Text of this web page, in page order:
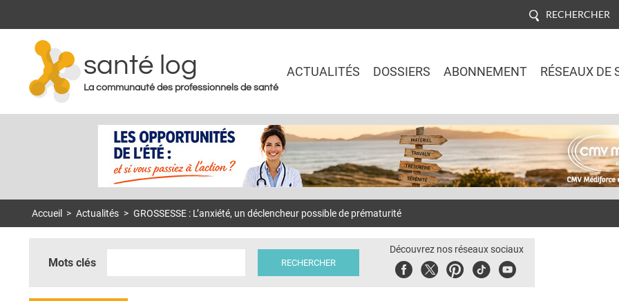
RECHERCHER
santé log
La communauté des professionnels de santé
ACTUALITÉS DOSSIERS ABONNEMENT RÉSEAUX DE
Accueil > Actualités > GROSSESSE : L’anxiété, un déclencheur possible de prématurité
Mots clés
Découvrez nos réseaux sociaux
FacebookTwitterPinterest
TiktokYoubute